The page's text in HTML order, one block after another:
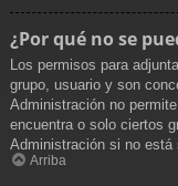
¿Por qué no se
Los permisos para
grupo, usuario y son
Administración no
encuentra o solo ciertos
Administración si no está
Arriba